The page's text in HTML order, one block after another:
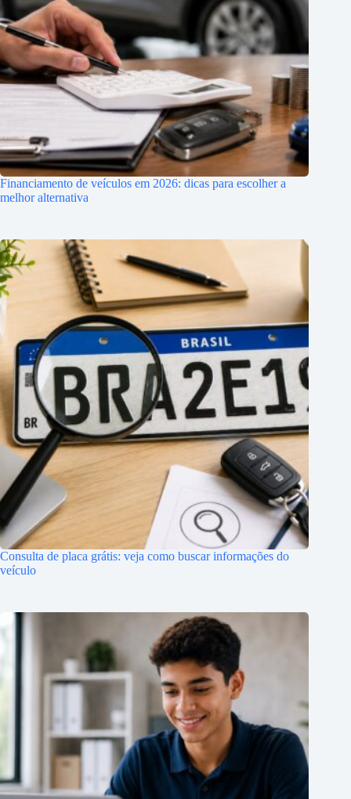
Financiamento de veículos em 2026: dicas para escolher a
melhor alternativa
Consulta de placa grátis: veja como buscar informações do
veículo